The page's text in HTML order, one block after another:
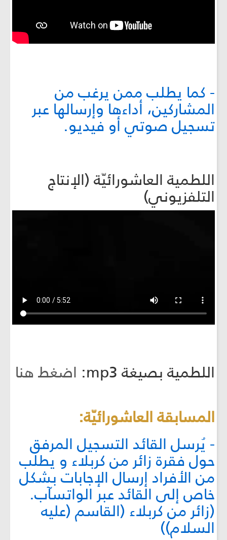
- كما يطلب ممن يرغب من
المشاركين، أداءها وإرسالها عبر
تسجيل صوتي أو فيديو.
اللطمية العاشورائيّة (الإنتاج
التلفزيوني)
اللطمية بصيغة mp3:
اضغط هنا
المسابقة العاشورائيّة:
- يُرسل القائد التسجيل المرفق
حول فقرة زائر من كربلاء و يطلب
من الأفراد إرسال الإجابات بشكل
خاص إلى القائد عبر الواتسآب.
(زائر من كربلاء (القاسم (عليه
السلام))